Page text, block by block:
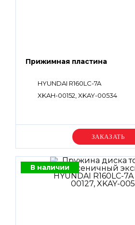
Прижимная пластина
HYUNDAI R160LC-7A
XKAH-00152, XKAY-00534
Уточняйте цену
В наличии